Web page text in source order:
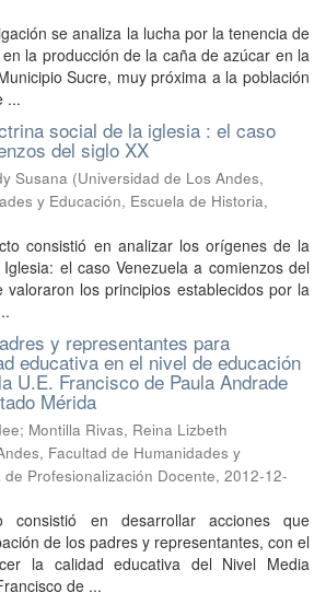
se analiza la lucha por la tenencia de
la producción de la caña de azúcar en la
Sucre, muy próxima a la población
...
social de la iglesia : el caso
del siglo XX
Susana (Universidad de Los Andes,
y Educación, Escuela de Historia,
consistió en analizar los orígenes de la
el caso Venezuela a comienzos del
valoraron los principios establecidos por la
y representantes para
educativa en el nivel de educación
U.E. Francisco de Paula Andrade
Mérida
; Montilla Rivas, Reina Lizbeth
Facultad de Humanidades y
Profesionalización Docente, 2012-12-
consistió en desarrollar acciones que
de los padres y representantes, con el
la calidad educativa del Nivel Media
de ...